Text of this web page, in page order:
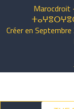
Marocdroit
Créer en